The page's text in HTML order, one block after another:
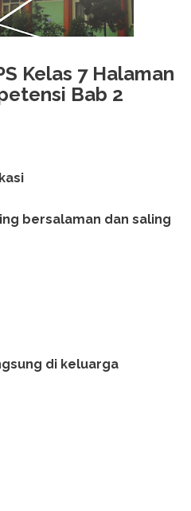
Kelas 7 Halaman
Bab 2
bersalaman dan saling
di keluarga